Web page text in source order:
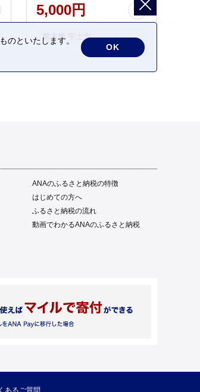
5,000円
熊本県 宇土市
ANAのふるさと納税の特徴
はじめての方へ
ふるさと納税の流れ
動画でわかるANAのふるさと納税
のといたします。
OK